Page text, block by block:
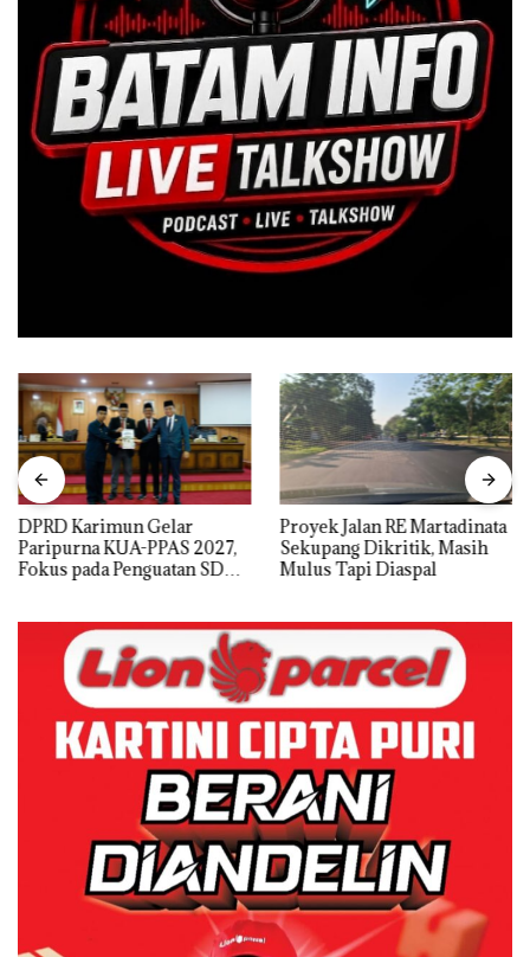
DPRD Karimun Gelar
Paripurna KUA-PPAS 2027,
Fokus pada Penguatan SDM,
Proyek Jalan RE Martadinata
Sekupang Dikritik, Masih
Mulus Tapi Diaspal